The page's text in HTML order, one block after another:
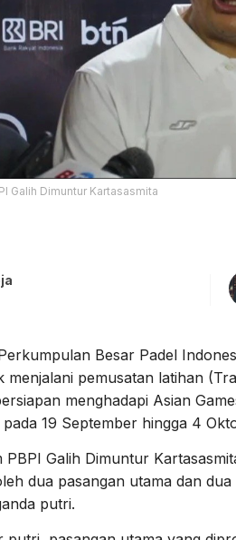
Galih Dimuntur Kartasasmita
Besar Padel
menjalani pemusatan latihan
menghadapi Asian
19 September hingga 4
PBPI Galih Dimuntur
dua pasangan utama dan
putri.